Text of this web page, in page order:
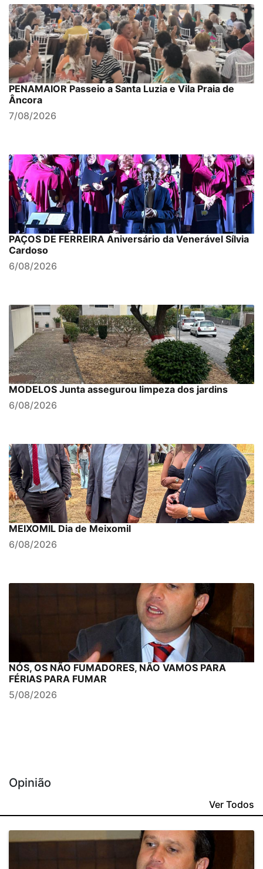
PENAMAIOR Passeio a Santa Luzia e Vila Praia de
Âncora
7/08/2026
PAÇOS DE FERREIRA Aniversário da Venerável Sílvia
Cardoso
6/08/2026
MODELOS Junta assegurou limpeza dos jardins
6/08/2026
MEIXOMIL Dia de Meixomil
6/08/2026
NÓS, OS NÃO FUMADORES, NÃO VAMOS PARA
FÉRIAS PARA FUMAR
5/08/2026
Opinião
Ver Todos